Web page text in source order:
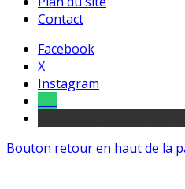
Contact
Facebook
X
Instagram
Bouton retour en haut de la